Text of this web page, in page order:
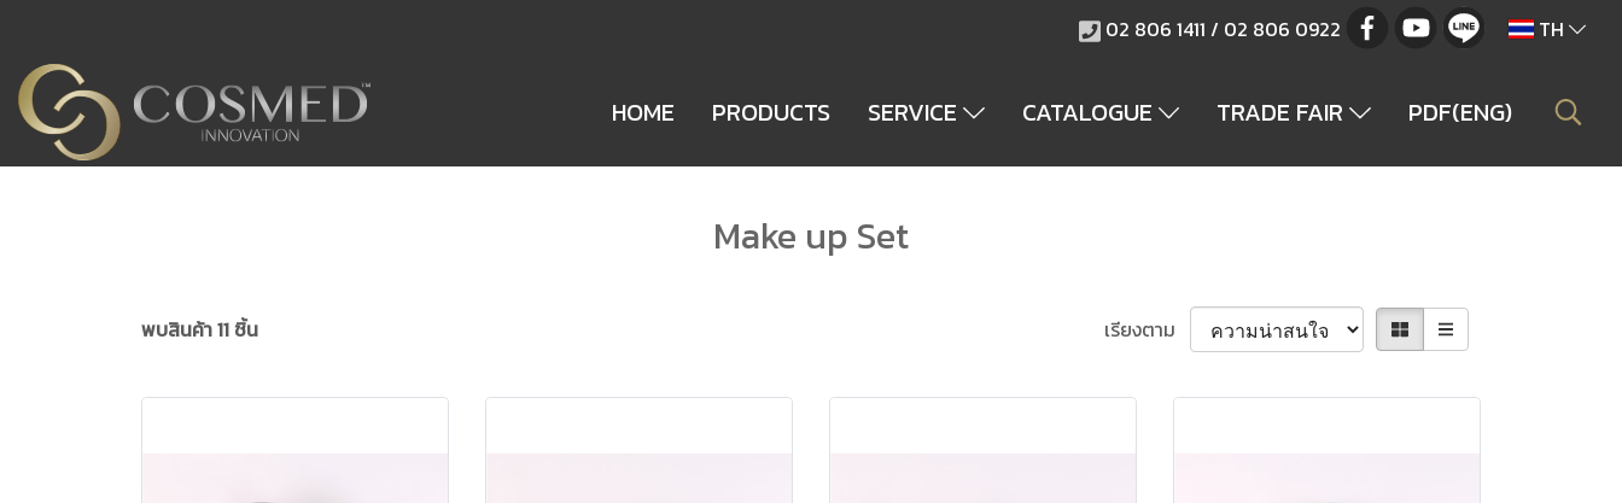
02 806 1411 / 02 806 0922 TH
HOME PRODUCTS SERVICE CATALOGUE TRADE FAIR PDF(ENG)
Make up Set
พบสินค้า 11 ชิ้น เรียงตาม